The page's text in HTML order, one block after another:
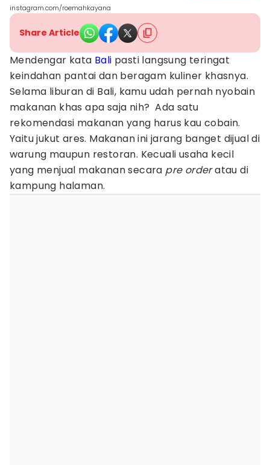
instagram.com/roemahkayana
Share Article
Mendengar kata Bali pasti langsung teringat
keindahan pantai dan beragam kuliner khasnya.
Selama liburan di Bali, kamu udah pernah nyobain
makanan khas apa saja nih? Ada satu
rekomendasi makanan yang harus kau cobain.
Yaitu jukut ares. Makanan ini jarang banget dijual di
warung maupun restoran. Kecuali usaha kecil
yang menjual makanan secara pre orderatau di
kampung halaman.